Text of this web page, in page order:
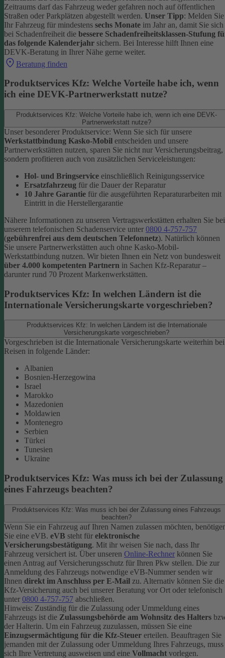
Zeitraums darf das Fahrzeug weder gefahren noch auf öffentlichen
Straßen oder Parkplätzen abgestellt werden. Unser Tipp: Melden Sie
Ihr Fahrzeug für mindestens sechs Monate im Jahr an, damit Sie sich
bei Schadenfreiheit die bessere Schadenfreiheitsklassen-Stufung
das folgende Kalenderjahr sichern. Bei Interesse hilft Ihnen eine
DEVK-Beratung in Ihrer Nähe gerne weiter.
Beratung finden
Produktservices Kfz: Welche Vorteile habe ich, wenn
ich eine DEVK-Partnerwerkstatt nutze?
Produktservices Kfz: Welche Vorteile habe ich, wenn ich eine DEVK-
Partnerwerkstatt nutze?
Unser besonderer Produktservice: Wenn Sie sich für unsere
Werkstattbindung Kasko-Mobil entscheiden und unsere
Partnerwerkstätten nutzen, sparen Sie nicht nur Versicherungsbeitrag,
sondern profitieren auch von zusätzlichen Serviceleistungen:
Hol- und Bringservice einschließlich Reinigungsservice
Ersatzfahrzeug für die Dauer der Reparatur
10 Jahre Garantie für die ausgeführten Reparaturarbeiten mit
Eintritt in die Herstellergarantie
Nähere Informationen zu unseren Vertragswerkstätten erhalten Sie bei
unserem telefonischen Schadenservice unter 0800 4-757-757
(gebührenfrei aus dem deutschen Telefonnetz). Natürlich können
Sie unsere Partnerwerkstätten auch ohne Kasko-Mobil-
Werkstattbindung nutzen. Wir bieten Ihnen ein Netz von bundesweit
über 4.000 kompetenten Partnern in Sachen Kfz-Reparatur –
darunter rund 70 Prozent Markenwerkstätten.
Produktservices Kfz: In welchen Ländern ist die
Internationale Versicherungskarte vorgeschrieben?
Produktservices Kfz: In welchen Ländern ist die Internationale
Versicherungskarte vorgeschrieben?
Vorgeschrieben ist die Internationale Versicherungskarte weiterhin bei
Reisen in folgende Länder:
Albanien
Bosnien-Herzegowina
Israel
Marokko
Mazedonien
Moldawien
Montenegro
Serbien
Türkei
Tunesien
Ukraine
Produktservices Kfz: Was muss ich bei der Zulassung
eines Fahrzeugs beachten?
Produktservices Kfz: Was muss ich bei der Zulassung eines Fahrzeugs
beachten?
Wenn Sie ein Fahrzeug auf Ihren Namen zulassen möchten,
Sie eine eVB. eVB steht für elektronische
Versicherungsbestätigung. Mit ihr weisen Sie nach, dass Ihr
Fahrzeug versichert ist. Über unseren Online-Rechner können Sie
einen Antrag auf Versicherungsschutz für Ihren Pkw stellen. Die zur
Anmeldung des Fahrzeugs notwendige eVB-Nummer senden wir
Ihnen direkt im Anschluss per E-Mail zu. Alternativ können Sie die
Kfz-Versicherung auch bei unserer Beratung vor Ort oder telefonisch
unter 0800 4-757-757 abschließen.
Hinweis: Zuständig für die Zulassung oder Ummeldung eines
Fahrzeugs ist die Zulassungsbehörde am Wohnsitz des Halters
der Halterin. Um ein Fahrzeug zuzulassen, müssen Sie eine
Einzugsermächtigung für die Kfz-Steuer erteilen. Beauftragen Sie
jemanden mit der Zulassung oder Ummeldung Ihres Fahrzeugs, muss
sich Ihre Vertretung ausweisen und eine Vollmacht vorlegen.